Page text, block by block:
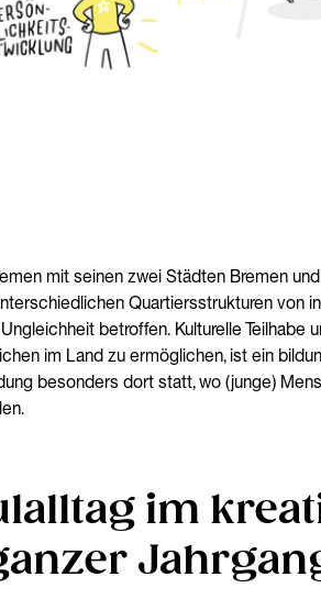
mit seinen zwei Städten Bremen
Quartiersstrukturen von
betroffen. Kulturelle
im Land zu ermöglichen, ist ein
besonders dort statt, wo (junge)
im